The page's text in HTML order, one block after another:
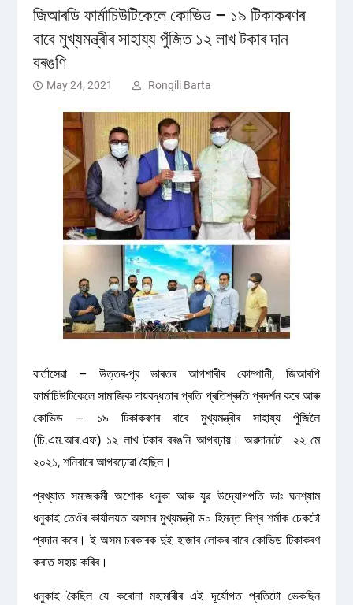
জিআৰডি ফাৰ্মাচিউটিকেলে কোভিড – ১৯ টিকাকৰণৰ
বাবে মুখ্যমন্ত্ৰীৰ সাহায্য পুঁজিত ১২ লাখ টকাৰ দান
বৰঙণি
May 24, 2021 Rongili Barta
বাৰ্তাসেৱা – উত্তৰ-পূব ভাৰতৰ আগশাৰীৰ কোম্পানী, জিআৰপি
ফাৰ্মাচিউটিকেলে সামাজিক দায়বদ্ধতাৰ প্ৰতি প্ৰতিশ্ৰুতি প্ৰদৰ্শন কৰে আৰু
কোভিড – ১৯ টিকাকৰণৰ বাবে মুখ্যমন্ত্ৰীৰ সাহায্য পুঁজিলৈ
(চি.এম.আৰ.এফ) ১২ লাখ টকাৰ বৰঙনি আগবঢ়ায়। অৱদানটো ২২ মে
২০২১, শনিবাৰে আগবঢ়োৱা হৈছিল।
প্ৰখ্যাত সমাজকৰ্মী অশোক ধনুকা আৰু যুৱ উদ্যোগপতি ডাঃ ঘনশ্যাম
ধনুকাই তেওঁৰ কাৰ্যালয়ত অসমৰ মুখ্যমন্ত্ৰী ড০ হিমন্ত বিশ্ব শৰ্মাক চেকটো
প্ৰদান কৰে। ই অসম চৰকাৰক দুই হাজাৰ লোকৰ বাবে কোভিড টিকাকৰণ
কৰাত সহায় কৰিব।
ধনুকাই কৈছিল যে কৰোনা মহামাৰীৰ এই দূৰ্যোগত প্ৰতিটো ভেকছিন